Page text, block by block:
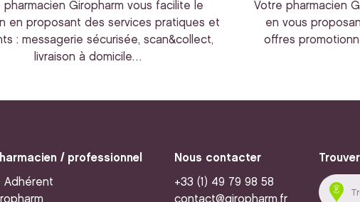
pharmacien Giropharm vous facilite le
en proposant des services pratiques et
: messagerie sécurisée, scan&collect,
livraison à domicile…
Votre pharmacien
en vous
offres
/ professionnel
Adhérent
Nous contacter
+33 (1) 49 79 98 58
contact@giropharm.fr